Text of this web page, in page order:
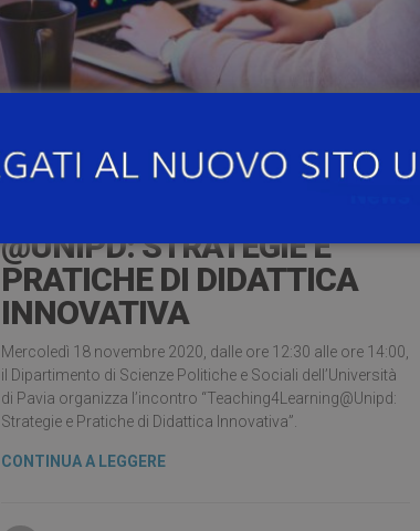
18 NOVEMBRE –
@UNIPD: STRATEGIE E
PRATICHE DI DIDATTICA
INNOVATIVA
Mercoledì 18 novembre 2020, dalle ore 12:30 alle ore 14:00,
il Dipartimento di Scienze Politiche e Sociali dell’Università
di Pavia organizza l’incontro “Teaching4Learning@Unipd:
Strategie e Pratiche di Didattica Innovativa”.
CONTINUA A LEGGERE